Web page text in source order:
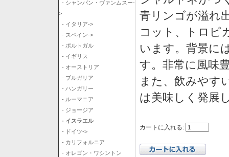
- シャンパン・ヴァンムスー-
>
- イタリア->
- スペイン->
- ポルトガル
- イギリス
- オーストリア
- ブルガリア
- ハンガリー
- ルーマニア
- ジョージア
- イスラエル
- ドイツ->
- カリフォルニア
- オレゴン・ワシントン
青リンゴが溢れ
コット、トロピ
います。背景に
す。非常に風味
また、飲みやす
は美味しく発展
カートに入れる: